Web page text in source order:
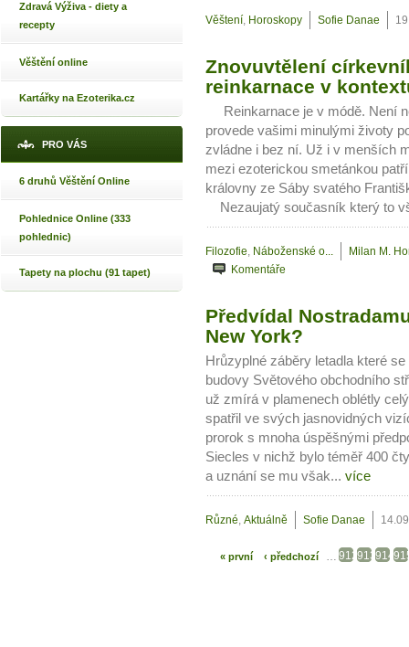
Zdravá Výživa - diety a
recepty
Věštění online
Kartářky na Ezoterika.cz
PRO VÁS
6 druhů Věštění Online
Pohlednice Online (333
pohlednic)
Tapety na plochu (91 tapet)
Věštení, Horoskopy Sofie Danae
Znovuvtělení
reinkarnace v
Reinkarnace je v módě. Není
provede vašimi minulými životy
zvládne i bez ní. Už i v menších
mezi ezoterickou smetánkou
královny ze Sáby svatého
Nezaujatý současník který to
Filozofie, Náboženské o...
Milan M.
Komentáře
Předvídal
New York?
Hrůzyplné záběry letadla které
budovy Světového obchodního
už zmírá v plamenech oblétly
spatřil ve svých jasnovidných
prorok s mnoha úspěšnými
Siecles v nichž bylo téměř 400
a uznání se mu však... více
Různé, Aktuálně Sofie Danae
« první ‹ předchozí … 912913914